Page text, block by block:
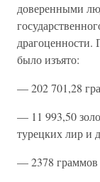
доверенными
драгоценности.
было изъято:
— 202 701,28
— 11 993,50
турецких лир и
— 2378 граммов